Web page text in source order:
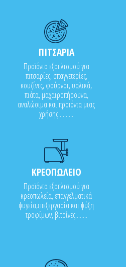
ΠΙΤΣΑΡΙΑ
Προϊόντα εξοπλισμού για
πιτσαρίες, σπαγγετερίες,
κουζίνες, φούρνοι, υαλικά,
πιάτα, μαχαιροπήρουνα,
αναλώσιμα και προϊόντα μιας
χρήσης..........
ΚΡΕΟΠΩΛΕΙΟ
Προϊόντα εξοπλισμού για
κρεοπωλεία, επαγγελματικά
ψυγεία,επεξεργασία και ψύξη
τροφίμων, βιτρίνες........